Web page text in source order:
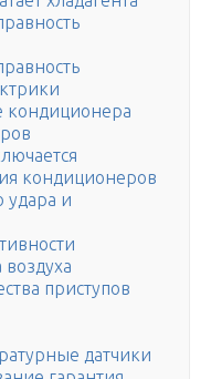
кондиционера
кондиционеров
удара и
приступов
датчики